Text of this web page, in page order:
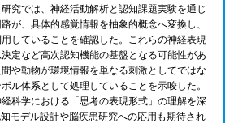
究では、神経活動解析と認知課題実験を通じ
が、具体的感覚情報を抽象的概念へ変換し、
していることを確認した。これらの神経表現
定など高次認知機能の基盤となる可能性があ
や動物が環境情報を単なる刺激としてではな
ル体系として処理していることを示唆した。
科学における「思考の表現形式」の理解を深
モデル設計や脳疾患研究への応用も期待され